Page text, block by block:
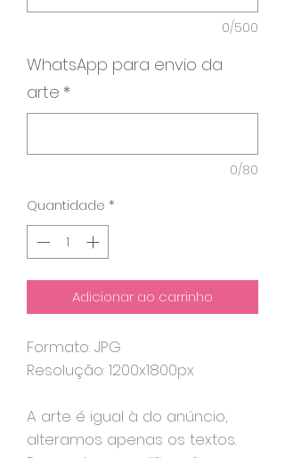
0/500
WhatsApp para envio da
arte *
0/80
Quantidade *
Adicionar ao carrinho
Formato: JPG
Resolução: 1200x1800px
A arte é igual à do anúncio,
alteramos apenas os textos.